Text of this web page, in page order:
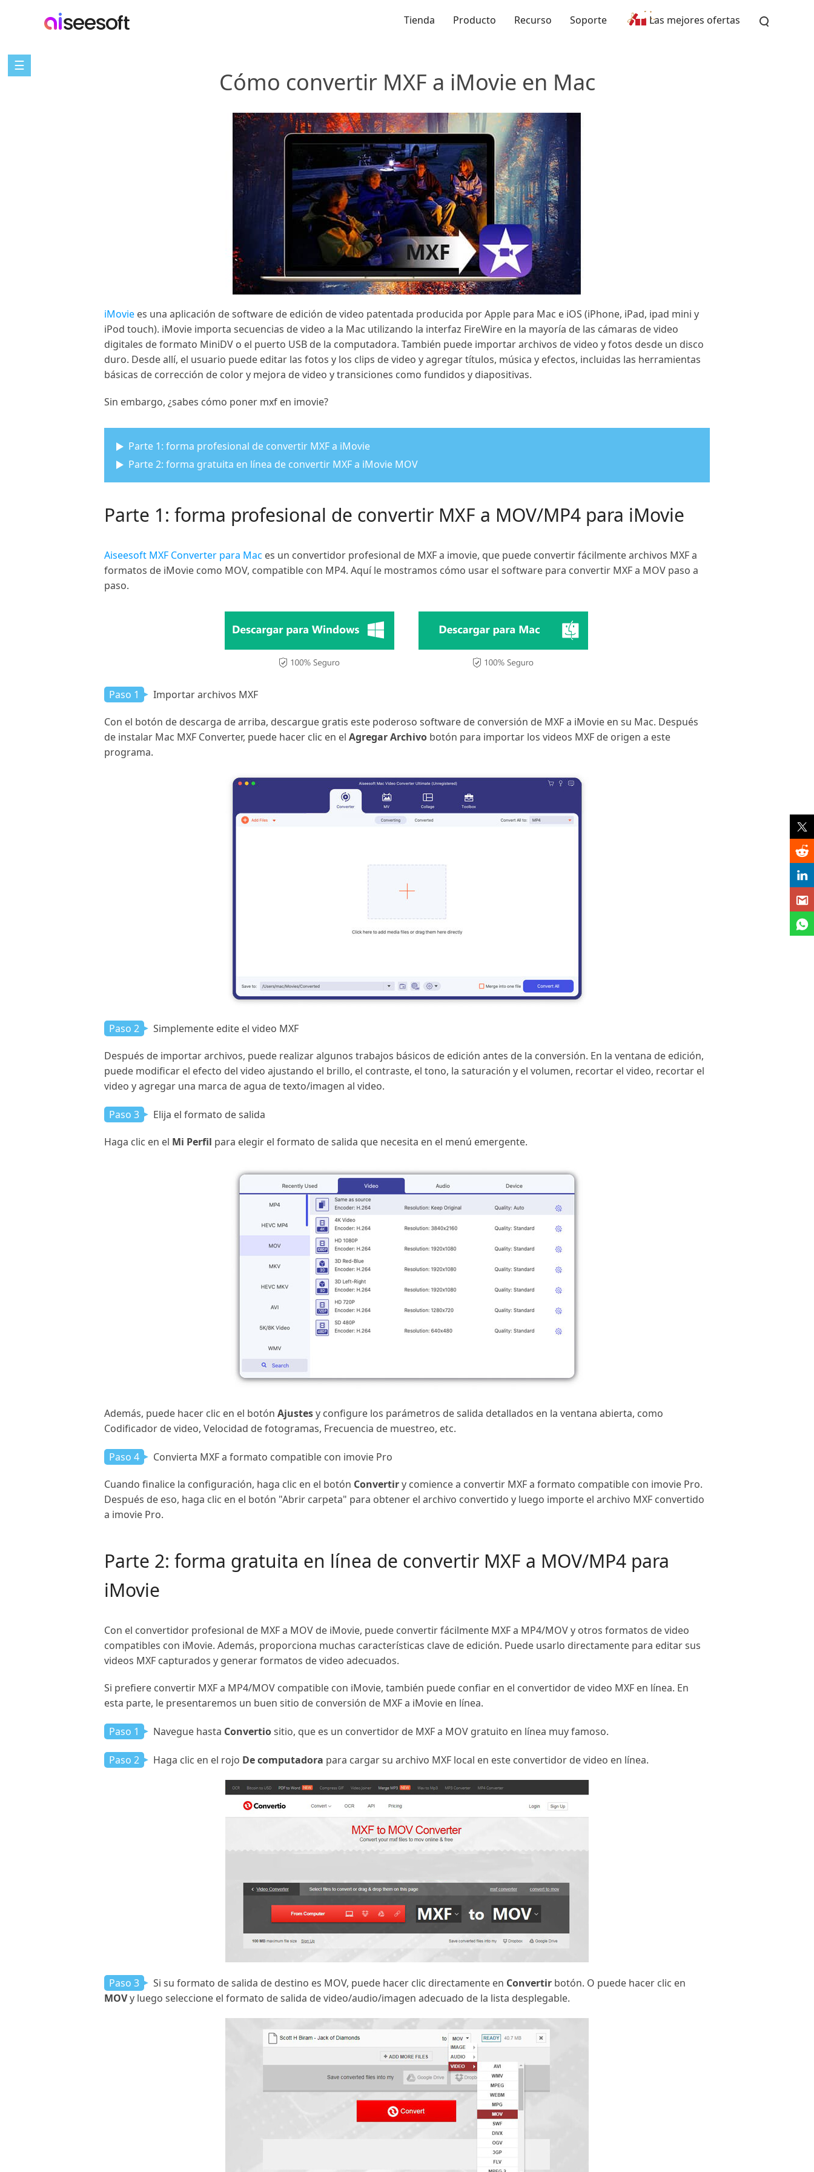
Tienda Producto Recurso Soporte Las mejores ofertas
☰
Cómo convertir MXF a iMovie en Mac
iMovie es una aplicación de software de edición de video patentada producida por Apple para Mac e iOS (iPhone, iPad, ipad mini y
iPod touch). iMovie importa secuencias de video a la Mac utilizando la interfaz FireWire en la mayoría de las cámaras de video
digitales de formato MiniDV o el puerto USB de la computadora. También puede importar archivos de video y fotos desde un disco
duro. Desde allí, el usuario puede editar las fotos y los clips de video y agregar títulos, música y efectos, incluidas las herramientas
básicas de corrección de color y mejora de video y transiciones como fundidos y diapositivas.
Sin embargo, ¿sabes cómo poner mxf en imovie?
Parte 1: forma profesional de convertir MXF a iMovie
Parte 2: forma gratuita en línea de convertir MXF a iMovie MOV
Parte 1: forma profesional de convertir MXF a MOV/MP4 para iMovie
Aiseesoft MXF Converter para Mac es un convertidor profesional de MXF a imovie, que puede convertir fácilmente archivos MXF a
formatos de iMovie como MOV, compatible con MP4. Aquí le mostramos cómo usar el software para convertir MXF a MOV paso a
paso.
Paso 1 Importar archivos MXF
Con el botón de descarga de arriba, descargue gratis este poderoso software de conversión de MXF a iMovie en su Mac. Después
de instalar Mac MXF Converter, puede hacer clic en el Agregar Archivo botón para importar los videos MXF de origen a este
programa.
Paso 2 Simplemente edite el video MXF
Después de importar archivos, puede realizar algunos trabajos básicos de edición antes de la conversión. En la ventana de edición,
puede modificar el efecto del video ajustando el brillo, el contraste, el tono, la saturación y el volumen, recortar el video, recortar el
video y agregar una marca de agua de texto/imagen al video.
Paso 3 Elija el formato de salida
Haga clic en el Mi Perfil para elegir el formato de salida que necesita en el menú emergente.
Además, puede hacer clic en el botón Ajustesy configure los parámetros de salida detallados en la ventana abierta, como
Codificador de video, Velocidad de fotogramas, Frecuencia de muestreo, etc.
Paso 4 Convierta MXF a formato compatible con imovie Pro
Cuando finalice la configuración, haga clic en el botón Convertiry comience a convertir MXF a formato compatible con imovie Pro.
Después de eso, haga clic en el botón "Abrir carpeta" para obtener el archivo convertido y luego importe el archivo MXF convertido
a imovie Pro.
Parte 2: forma gratuita en línea de convertir MXF a MOV/MP4 para
iMovie
Con el convertidor profesional de MXF a MOV de iMovie, puede convertir fácilmente MXF a MP4/MOV y otros formatos de video
compatibles con iMovie. Además, proporciona muchas características clave de edición. Puede usarlo directamente para editar sus
videos MXF capturados y generar formatos de video adecuados.
Si prefiere convertir MXF a MP4/MOV compatible con iMovie, también puede confiar en el convertidor de video MXF en línea. En
esta parte, le presentaremos un buen sitio de conversión de MXF a iMovie en línea.
Paso 1 Navegue hasta Convertiositio, que es un convertidor de MXF a MOV gratuito en línea muy famoso.
Paso 2 Haga clic en el rojo De computadora para cargar su archivo MXF local en este convertidor de video en línea.
Paso 3 Si su formato de salida de destino es MOV, puede hacer clic directamente en Convertir botón. O puede hacer clic en
MOVy luego seleccione el formato de salida de video/audio/imagen adecuado de la lista desplegable.